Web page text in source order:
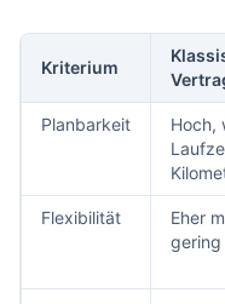
Kriterium
Planbarkeit
Hoch,
Flexibilität
Eher
gering